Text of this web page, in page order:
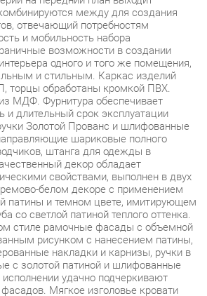
одного и того же помещения,
и стильным. Каркас изделий
торцы обработаны кромкой ПВХ.
МДФ. Фурнитура обеспечивает
длительный срок эксплуатации
Золотой Прованс и шлифованные
шариковые полного
штанга для одежды в
декор обладает
свойствами, выполнен в двух
белом декоре с применением
патины и темном цвете, имитирующем
со светлой патиной теплого оттенка.
стиле рамочные фасады с объемной
рисунком с нанесением патины,
накладки и карнизы, ручки в
с золотой патиной и шлифованные
удачно подчеркивают
Мягкое изголовье кровати
эмалью и велюром и создает
для отдыха. Шкафы и кровати
по высоте ножками и опорами,
неровности пола при
основание кровати